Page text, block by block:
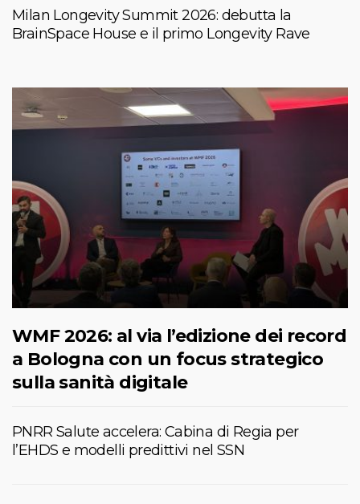
Milan Longevity Summit 2026: debutta la
BrainSpace House e il primo Longevity Rave
WMF 2026: al via l’edizione dei record
a Bologna con un focus strategico
sulla sanità digitale
PNRR Salute accelera: Cabina di Regia per
l’EHDS e modelli predittivi nel SSN